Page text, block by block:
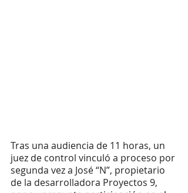
Tras una audiencia de 11 horas, un
juez de control vinculó a proceso por
segunda vez a José “N”, propietario
de la desarrolladora Proyectos 9,